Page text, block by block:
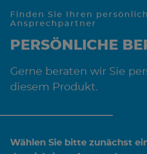
Finden Sie Ihren
Ansprechpartner
PERSÖNLICHE
Gerne beraten wir Sie
diesem Produkt.
Wählen Sie bitte zunächst